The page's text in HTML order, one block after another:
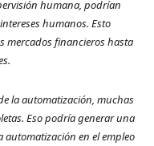
humana, podrían
humanos. Esto
mercados financieros hasta
la automatización, muchas
Eso podría generar una
automatización en el empleo